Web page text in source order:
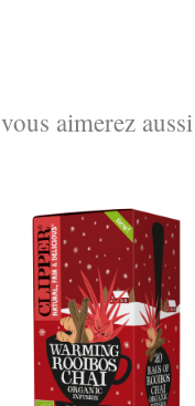
vous aimerez aussi